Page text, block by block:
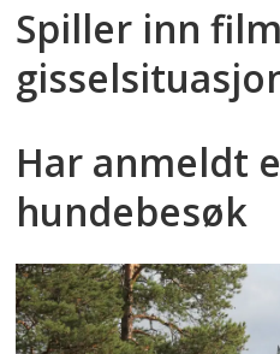
Spiller inn
Har anmeldt
hundebesøk